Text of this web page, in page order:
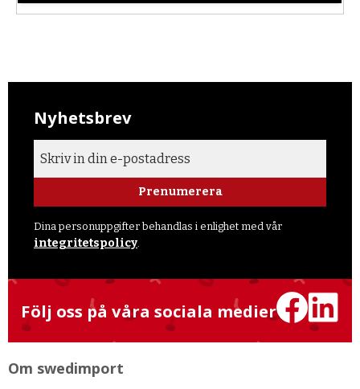
Nyhetsbrev
Prenumerera
Dina personuppgifter behandlas i enlighet med vår
integritetspolicy.
Följ oss på våra sociala medier
Om swedimport